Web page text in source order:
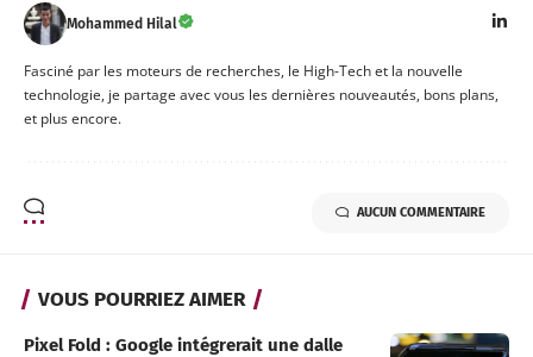
Mohammed Hilal
Fasciné par les moteurs de recherches, le High-Tech et la nouvelle
technologie, je partage avec vous les dernières nouveautés, bons plans,
et plus encore.
AUCUN COMMENTAIRE
VOUS POURRIEZ AIMER
Pixel Fold : Google intégrerait une dalle